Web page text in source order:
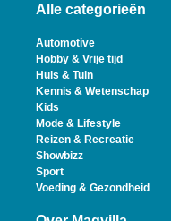
Alle categorieën
Automotive
Hobby & Vrije tijd
Huis & Tuin
Kennis & Wetenschap
Kids
Mode & Lifestyle
Reizen & Recreatie
Showbizz
Sport
Voeding & Gezondheid